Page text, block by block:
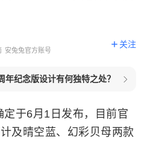
安兔兔官方账号
关注
纪念版设计有何独特之处？
于6月1日发布，目前官
及晴空蓝、幻彩贝母两款